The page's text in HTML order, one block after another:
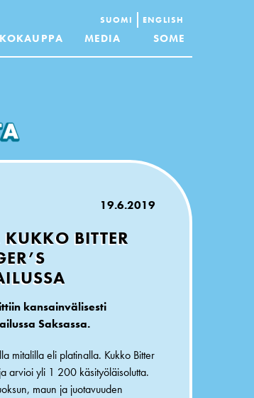
SUOMI ENGLISH
MEDIA SOME
19.6.2019
BITTER
kansainvälisesti
Saksassa.
mitalilla eli platinalla. Kukko Bitter
arvioi yli 1 200 käsityöläisolutta.
maun ja juotavuuden